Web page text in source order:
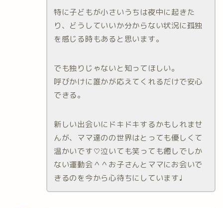
特に子どもが小さいうちは夜中に起きた
り、どうしていいか分からない状況に孤独
を感じる時もあると思います。
でも独りじゃないと知ってほしい。
呼びかけに誰かが応えてくれるだけで安心
できる。
新しい出会いにドキドキするかもしれませ
んが、ママ達のの世界はとっても優しくて
温かいです♡泣いても笑っても癒しでしか
ない運動会＾＾お子さんとママにお会いで
きるのを今から心待ちにしています♩